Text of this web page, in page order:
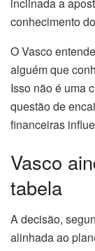
conhecimento
O Vasco
alguém que
Isso não é uma
questão de
financeiras
Vasco
tabela
A decisão,
alinhada ao